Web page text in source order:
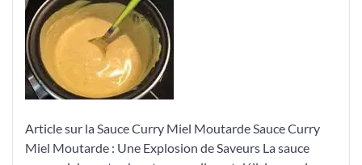
avec
la
Sauce
Curry
Miel
Article sur la Sauce Curry Miel Moutarde Sauce Curry
Miel Moutarde : Une Explosion de Saveurs La sauce